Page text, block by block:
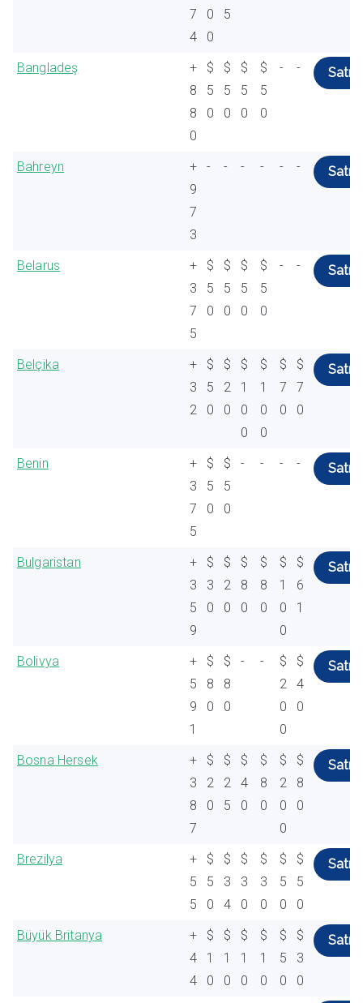
7
4
0
0
5
Bangladeş
+
8
8
0
$
5
0
$
5
0
$
5
0
$
5
0
- - Satın
Bahreyn
+
9
7
3
- - - - - - Satın
Belarus
+
3
7
5
$
5
0
$
5
0
$
5
0
$
5
0
- - Satın
Belçika
+
3
2
$
5
0
$
2
0
$
1
0
0
$
1
0
0
$
7
0
$
7
0
Satın
Benin
+
3
7
5
$
5
0
$
5
0
- - - - Satın
Bulgaristan
+
3
5
9
$
3
0
$
2
0
$
8
0
$
8
0
$
1
0
0
$
6
1
Satın
Bolivya
+
5
9
1
$
8
0
$
8
0
- -
$
2
0
0
$
4
0
Satın
Bosna Hersek
+
3
8
7
$
2
0
$
2
5
$
4
0
$
8
0
$
2
0
0
$
8
0
Satın
Brezilya
+
5
5
$
5
0
$
3
4
$
3
0
$
3
0
$
5
0
$
5
0
Satın
Büyük Britanya
+
4
4
$
1
0
$
1
0
$
1
0
$
1
0
$
5
0
$
3
0
Satın